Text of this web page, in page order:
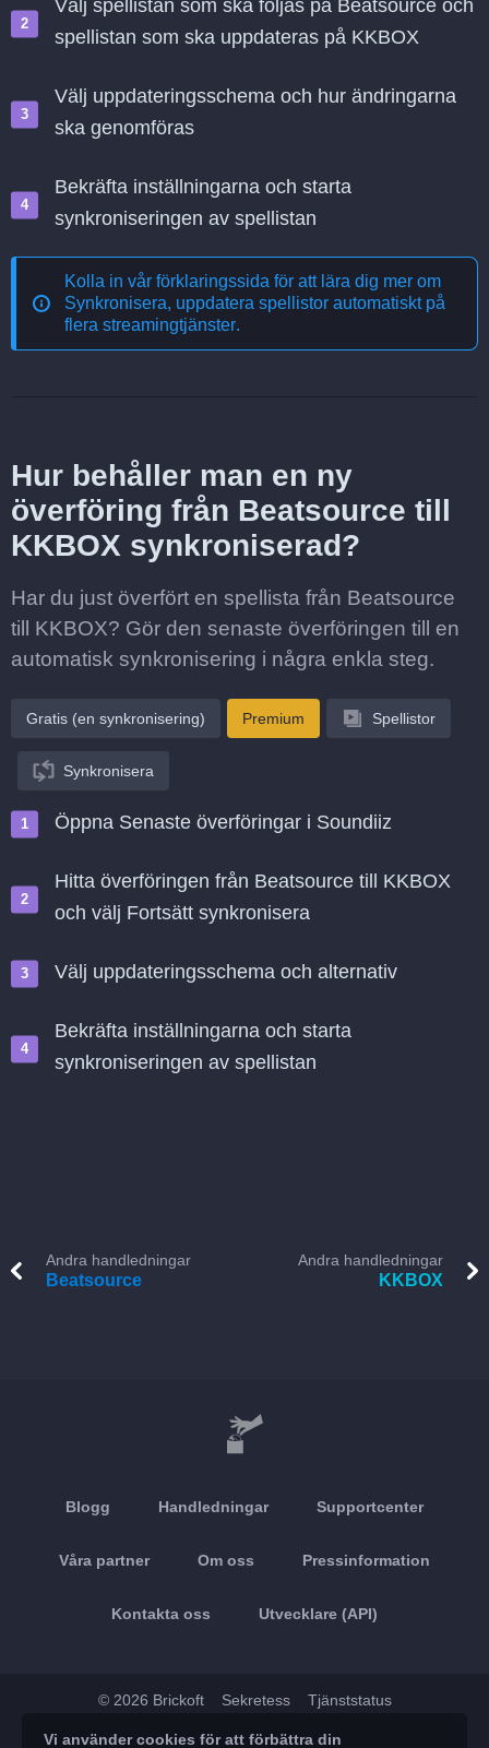
Välj spellistan som ska följas på Beatsource och
spellistan som ska uppdateras på KKBOX
Välj uppdateringsschema och hur ändringarna
ska genomföras
Bekräfta inställningarna och starta
synkroniseringen av spellistan
Kolla in vår förklaringssida för att lära dig mer om
Synkronisera, uppdatera spellistor automatiskt på
flera streamingtjänster.
Hur behåller man en ny
överföring från Beatsource till
KKBOX synkroniserad?
Har du just överfört en spellista från Beatsource
till KKBOX? Gör den senaste överföringen till en
automatisk synkronisering i några enkla steg.
Gratis (en synkronisering) Premium Spellistor
Synkronisera
Öppna Senaste överföringar i Soundiiz
Hitta överföringen från Beatsource till KKBOX
och välj Fortsätt synkronisera
Välj uppdateringsschema och alternativ
Bekräfta inställningarna och starta
synkroniseringen av spellistan
Andra handledningar
Beatsource
Andra handledningar
KKBOX
Blogg Handledningar Supportcenter
Våra partner Om oss Pressinformation
Kontakta oss Utvecklare (API)
© 2026 Brickoft Sekretess Tjänststatus
Vi använder cookies för att förbättra din